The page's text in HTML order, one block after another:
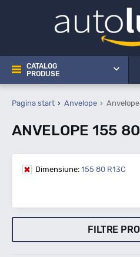
CATALOG
PRODUSE
Pagina start Anvelope
ANVELOPE 155
Dimensiune: 155 80 R13C
FILTRE